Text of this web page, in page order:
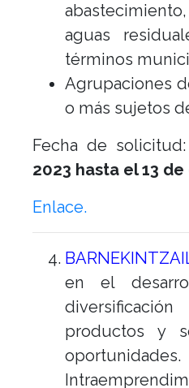
aguas
términos
Agrupaciones
o más sujetos
Fecha de solicitud:
2023 hasta el 13
Enlace.
en el
productos y